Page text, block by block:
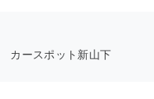
カースポット新山下